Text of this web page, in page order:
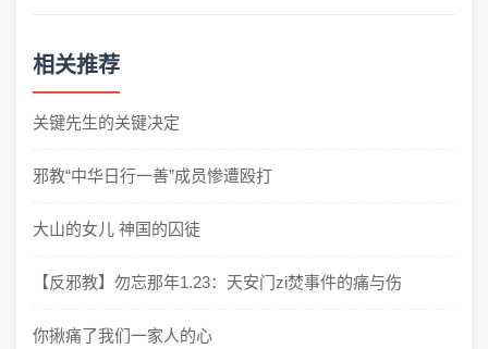
相关推荐
关键先生的关键决定
邪教“中华日行一善”成员惨遭殴打
大山的女儿 神国的囚徒
【反邪教】勿忘那年1.23：天安门zi焚事件的痛与伤
你揪痛了我们一家人的心